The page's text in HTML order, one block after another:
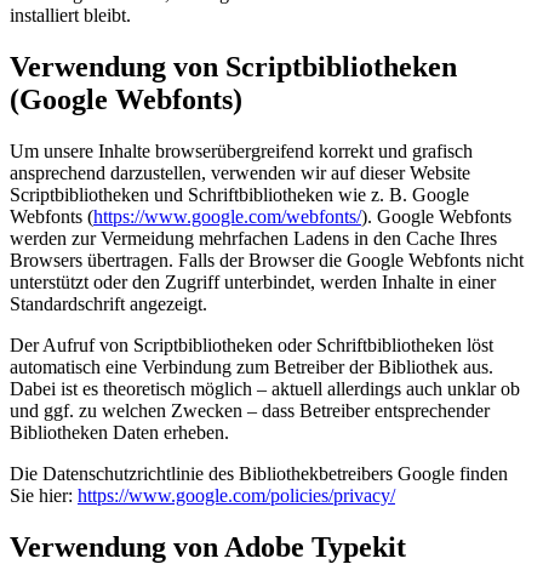
installiert bleibt.
Verwendung von Scriptbibliotheken
(Google Webfonts)
Um unsere Inhalte browserübergreifend korrekt und grafisch
ansprechend darzustellen, verwenden wir auf dieser Website
Scriptbibliotheken und Schriftbibliotheken wie z. B. Google
Webfonts (https://www.google.com/webfonts/). Google Webfonts
werden zur Vermeidung mehrfachen Ladens in den Cache Ihres
Browsers übertragen. Falls der Browser die Google Webfonts nicht
unterstützt oder den Zugriff unterbindet, werden Inhalte in einer
Standardschrift angezeigt.
Der Aufruf von Scriptbibliotheken oder Schriftbibliotheken löst
automatisch eine Verbindung zum Betreiber der Bibliothek aus.
Dabei ist es theoretisch möglich – aktuell allerdings auch unklar ob
und ggf. zu welchen Zwecken – dass Betreiber entsprechender
Bibliotheken Daten erheben.
Die Datenschutzrichtlinie des Bibliothekbetreibers Google finden
Sie hier: https://www.google.com/policies/privacy/
Verwendung von Adobe Typekit